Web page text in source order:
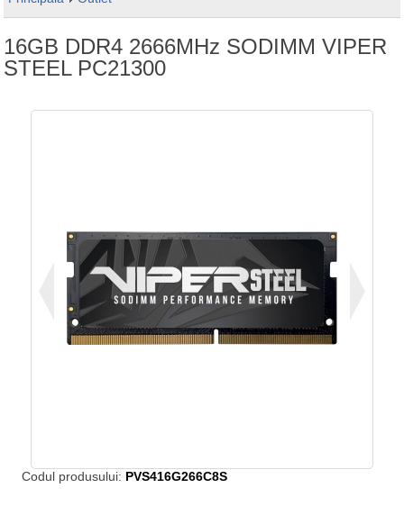
16GB DDR4 2666MHz SODIMM VIPER
STEEL PC21300
Codul produsului: PVS416G266C8S